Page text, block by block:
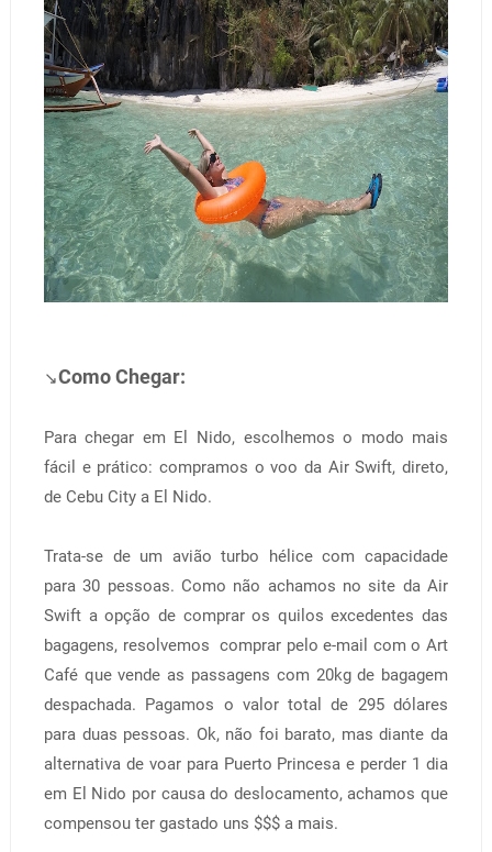
↘Como Chegar:
Para chegar em El Nido, escolhemos o modo mais
fácil e prático: compramos o voo da Air Swift, direto,
de Cebu City a El Nido.
Trata-se de um avião turbo hélice com capacidade
para 30 pessoas. Como não achamos no site da Air
Swift a opção de comprar os quilos excedentes das
bagagens, resolvemos comprar pelo e-mail com o Art
Café que vende as passagens com 20kg de bagagem
despachada. Pagamos o valor total de 295 dólares
para duas pessoas. Ok, não foi barato, mas diante da
alternativa de voar para Puerto Princesa e perder 1 dia
em El Nido por causa do deslocamento, achamos que
compensou ter gastado uns $$$ a mais.